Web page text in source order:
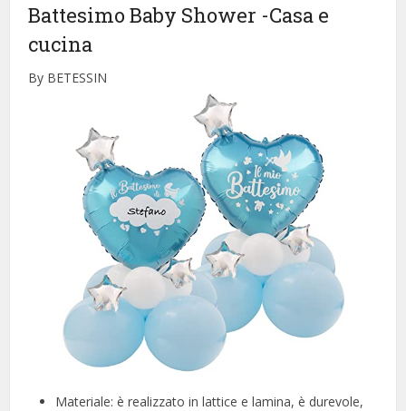
Battesimo Baby Shower -Casa e
cucina
By BETESSIN
Materiale: è realizzato in lattice e lamina, è durevole,